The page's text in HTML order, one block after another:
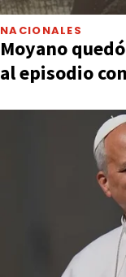
NACIONALES
Moyano
al episodio